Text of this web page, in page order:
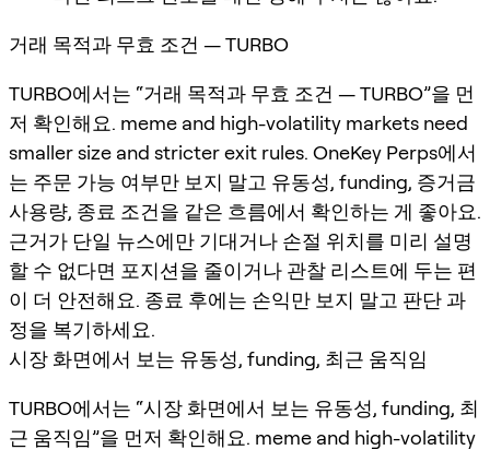
거래 목적과 무효 조건 — TURBO
TURBO에서는 “거래 목적과 무효 조건 — TURBO”을 먼
저 확인해요. meme and high-volatility markets need
smaller size and stricter exit rules. OneKey Perps에서
는 주문 가능 여부만 보지 말고 유동성, funding, 증거금
사용량, 종료 조건을 같은 흐름에서 확인하는 게 좋아요.
근거가 단일 뉴스에만 기대거나 손절 위치를 미리 설명
할 수 없다면 포지션을 줄이거나 관찰 리스트에 두는 편
이 더 안전해요. 종료 후에는 손익만 보지 말고 판단 과
정을 복기하세요.
시장 화면에서 보는 유동성, funding, 최근 움직임
TURBO에서는 “시장 화면에서 보는 유동성, funding, 최
근 움직임”을 먼저 확인해요. meme and high-volatility